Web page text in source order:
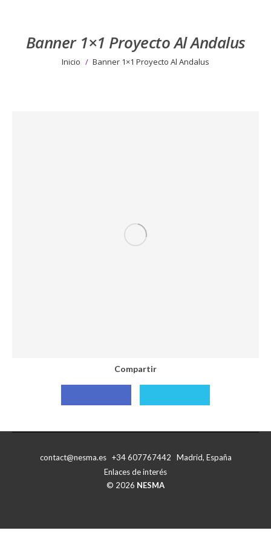
Banner 1×1 Proyecto Al Andalus
Estás aquí:
Inicio Banner 1×1 Proyecto Al Andalus
Compartir
Compartir
Compartir
contact@nesma.es +34 607767442 Madrid, España
Enlaces de interés
© 2026 NESMA